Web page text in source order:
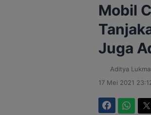
Mobil
Juga
Aditya
17 Mei 2021